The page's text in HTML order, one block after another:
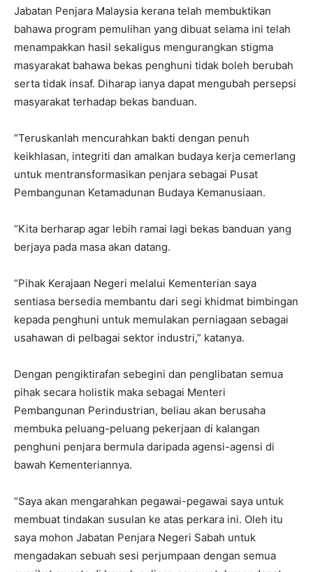
Jabatan Penjara Malaysia kerana telah membuktikan
bahawa program pemulihan yang dibuat selama ini telah
menampakkan hasil sekaligus mengurangkan stigma
masyarakat bahawa bekas penghuni tidak boleh berubah
serta tidak insaf. Diharap ianya dapat mengubah persepsi
masyarakat terhadap bekas banduan.
“Teruskanlah mencurahkan bakti dengan penuh
keikhlasan, integriti dan amalkan budaya kerja cemerlang
untuk mentransformasikan penjara sebagai Pusat
Pembangunan Ketamadunan Budaya Kemanusiaan.
“Kita berharap agar lebih ramai lagi bekas banduan yang
berjaya pada masa akan datang.
“Pihak Kerajaan Negeri melalui Kementerian saya
sentiasa bersedia membantu dari segi khidmat bimbingan
kepada penghuni untuk memulakan perniagaan sebagai
usahawan di pelbagai sektor industri,” katanya.
Dengan pengiktirafan sebegini dan penglibatan semua
pihak secara holistik maka sebagai Menteri
Pembangunan Perindustrian, beliau akan berusaha
membuka peluang-peluang pekerjaan di kalangan
penghuni penjara bermula daripada agensi-agensi di
bawah Kementeriannya.
“Saya akan mengarahkan pegawai-pegawai saya untuk
membuat tindakan susulan ke atas perkara ini. Oleh itu
saya mohon Jabatan Penjara Negeri Sabah untuk
mengadakan sebuah sesi perjumpaan dengan semua